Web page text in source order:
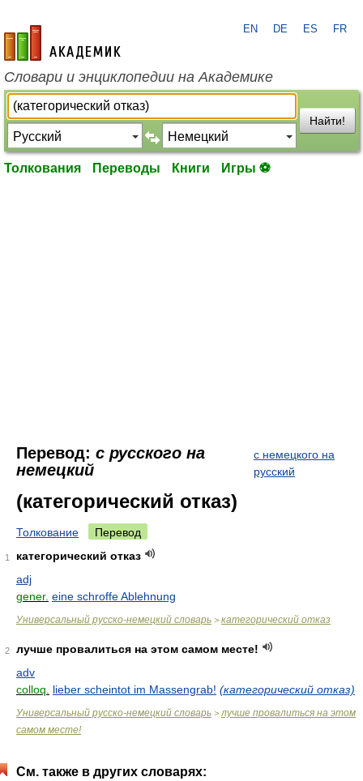
academic.ru
EN DE ES FR
Словари и энциклопедии на Академике
Найти!
Толкования Переводы Книги Игры ⚽
Перевод: с русского на
немецкий
с немецкого на
русский
(категорический отказ)
Толкование Перевод
1
категорический отказ
adj
gener. eine schroffe Ablehnung
Универсальный русско-немецкий словарь > категорический отказ
2
лучше провалиться на этом самом месте!
adv
colloq.
lieber scheintot im Massengrab! (категорический отказ)
Универсальный русско-немецкий словарь > лучше провалиться на этом
самом месте!
См. также в других словарях: